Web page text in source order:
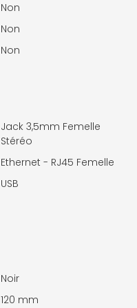
Non
Non
Non
Jack 3,5mm Femelle
Stéréo
Ethernet - RJ45 Femelle
USB
Noir
120 mm